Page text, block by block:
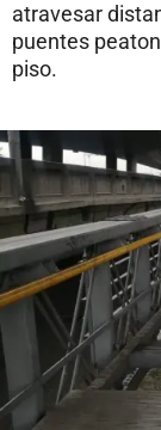
atravesar
puentes
piso.